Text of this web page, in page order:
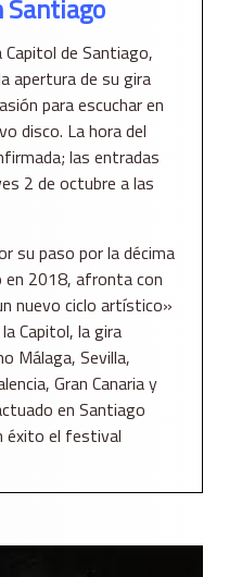
Santiago
Capitol de Santiago,
apertura de su gira
para escuchar en
disco. La hora del
las entradas
2 de octubre a las
su paso por la décima
en 2018, afronta con
nuevo ciclo artístico»
Capitol, la gira
Málaga, Sevilla,
Gran Canaria y
en Santiago
éxito el festival